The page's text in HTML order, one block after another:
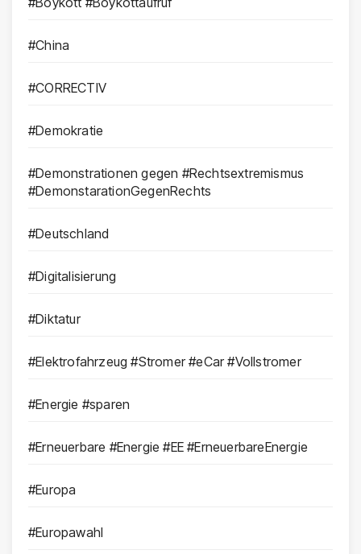
#China
#CORRECTIV
#Demokratie
#Demonstrationen gegen #Rechtsextremismus
#DemonstarationGegenRechts
#Deutschland
#Digitalisierung
#Diktatur
#Elektrofahrzeug #Stromer #eCar #Vollstromer
#Energie #sparen
#Erneuerbare #Energie #EE #ErneuerbareEnergie
#Europa
#Europawahl